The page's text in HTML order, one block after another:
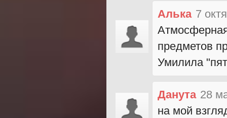
Алька 7
предметов
Умилила
Данута 28
на мой